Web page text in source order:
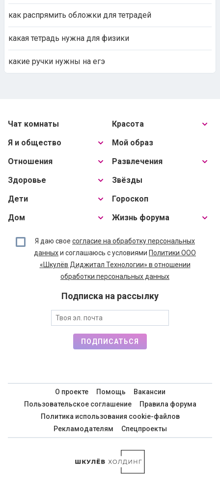
как распрямить обложки для тетрадей
какая тетрадь нужна для физики
какие ручки нужны на егэ
Чат комнаты
Я и общество
Отношения
Здоровье
Дети
Дом
Красота
Мой образ
Развлечения
Звёзды
Гороскоп
Жизнь форума
Я даю свое согласие на обработку персональных
данныхи соглашаюсь с условиями Политики ООО
«Шкулёв Диджитал Технологии» в отношении
обработки персональных данных
Подписка на рассылку
ПОДПИСАТЬСЯ
О проекте Помощь
Вакансии
Пользовательское соглашение
Правила форума
Политика использования cookie-файлов
Рекламодателям
Спецпроекты